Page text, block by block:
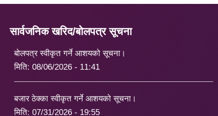
सार्वजनिक खरिद/बोलपत्र सूचना
बोलपत्र स्वीकृत गर्ने आशयको सूचना।
मिति: 08/06/2026 - 11:41
बजार ठेक्का स्वीकृत गर्ने आशयको सूचना।
मिति: 07/31/2026 - 19:55